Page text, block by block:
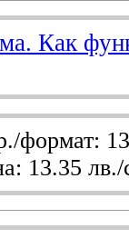
Как
формат:
13.35 лв./